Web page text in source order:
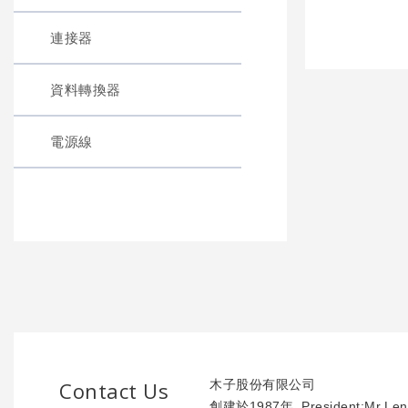
連接器
資料轉換器
電源線
Contact Us
木子股份有限公司